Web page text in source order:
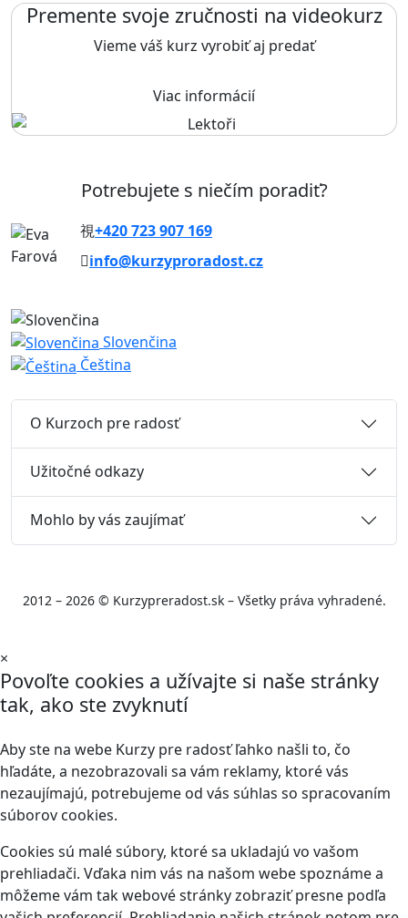
Premente svoje zručnosti na videokurz
Vieme váš kurz vyrobiť aj predať
Viac informácií
Potrebujete s niečím poradiť?
+420 723 907 169
info@kurzyproradost.cz
Slovenčina
Čeština
O Kurzoch pre radosť
Užitočné odkazy
Mohlo by vás zaujímať
2012 – 2026 © Kurzypreradost.sk – Všetky práva vyhradené.
×
Povoľte cookies a užívajte si naše stránky
tak, ako ste zvyknutí
Aby ste na webe Kurzy pre radosť ľahko našli to, čo
hľadáte, a nezobrazovali sa vám reklamy, ktoré vás
nezaujímajú, potrebujeme od vás súhlas so spracovaním
súborov cookies.
Cookies sú malé súbory, ktoré sa ukladajú vo vašom
prehliadači. Vďaka nim vás na našom webe spoznáme a
môžeme vám tak webové stránky zobraziť presne podľa